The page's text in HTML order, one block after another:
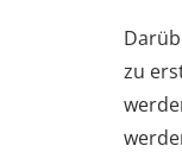
zu